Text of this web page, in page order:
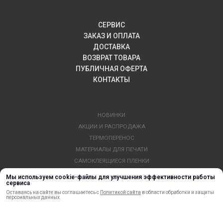
Мы используем cookie-файлы для улучшения эффективности работы
сервиса
Оставаясь на сайте вы соглашаетесь с Политикой сайта в области обработки и защиты
персональных данных.
СЕРВИС
ЗАКАЗ И ОПЛАТА
ДОСТАВКА
ВОЗВРАТ ТОВАРА
ПУБЛИЧНАЯ ОФЕРТА
КОНТАКТЫ
НОВИНКИ
АКЦИИ И РАСПРОДАЖА
ТЕРМОПЕРЕНОС
МАТЕРИАЛЫ ДЛЯ ПЕЧАТИ
САМОКЛЕЯЩИЕСЯ ПЛЕНКИ
ОБОРУДОВАНИЕ